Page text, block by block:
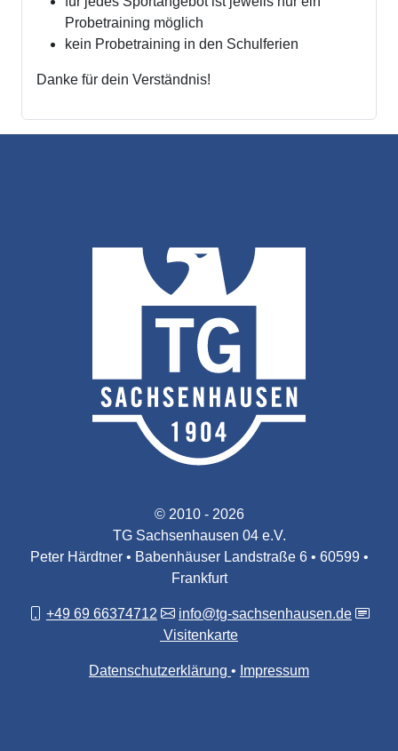
Probetraining möglich
kein Probetraining in den Schulferien
Danke für dein Verständnis!
© 2010 - 2026
TG Sachsenhausen 04 e.V.
Peter Härdtner • Babenhäuser Landstraße 6 • 60599 •
Frankfurt
+49 69 66374712
info@tg-sachsenhausen.de
Visitenkarte
Datenschutzerklärung Impressum